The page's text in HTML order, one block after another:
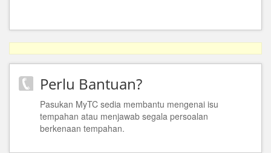
Perlu Bantuan?
Pasukan MyTC sedia membantu mengenai isu
tempahan atau menjawab segala persoalan
berkenaan tempahan.